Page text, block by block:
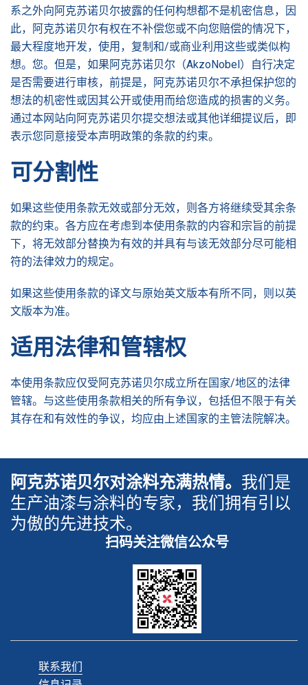
系之外向阿克苏诺贝尔披露的任何构想都不是机密信息，因
此，阿克苏诺贝尔有权在不补偿您或不向您赔偿的情况下，
最大程度地开发，使用，复制和/或商业利用这些或类似构
想。您。但是，如果阿克苏诺贝尔（AkzoNobel）自行决定
是否需要进行审核，前提是，阿克苏诺贝尔不承担保护您的
想法的机密性或因其公开或使用而给您造成的损害的义务。
通过本网站向阿克苏诺贝尔提交想法或其他详细提议后，即
表示您同意接受本声明政策的条款的约束。
可分割性
如果这些使用条款无效或部分无效，则各方将继续受其余条
款的约束。各方应在考虑到本使用条款的内容和宗旨的前提
下，将无效部分替换为有效的并具有与该无效部分尽可能相
符的法律效力的规定。
如果这些使用条款的译文与原始英文版本有所不同，则以英
文版本为准。
适用法律和管辖权
本使用条款应仅受阿克苏诺贝尔成立所在国家/地区的法律
管辖。与这些使用条款相关的所有争议，包括但不限于有关
其存在和有效性的争议，均应由上述国家的主管法院解决。
阿克苏诺贝尔对涂料充满热情。 我们是
生产油漆与涂料的专家，我们拥有引以
为傲的先进技术。
扫码关注微信公众号
联系我们